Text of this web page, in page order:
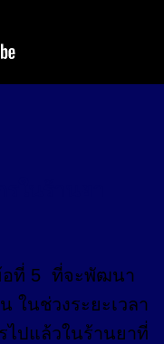
อที่ 5 ที่จะพัฒนา
ในช่วงระยะเวลา
ไปแล้วในร้านยาที่